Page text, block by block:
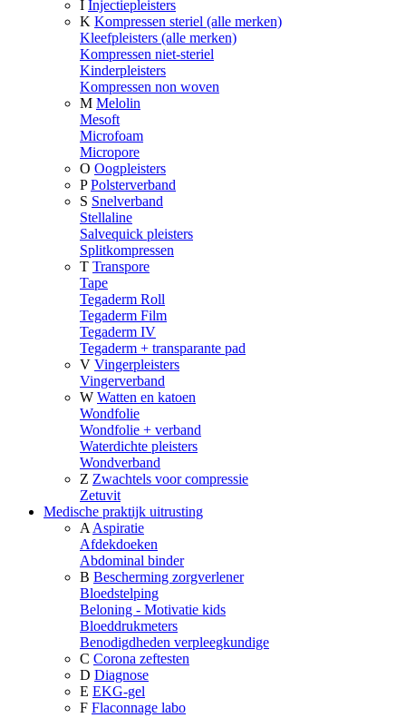
I Injectiepleisters
K Kompressen steriel (alle merken)
Kleefpleisters (alle merken)
Kompressen niet-steriel
Kinderpleisters
Kompressen non woven
M Melolin
Mesoft
Microfoam
Micropore
O Oogpleisters
P Polsterverband
S Snelverband
Stellaline
Salvequick pleisters
Splitkompressen
T Transpore
Tape
Tegaderm Roll
Tegaderm Film
Tegaderm IV
Tegaderm + transparante pad
V Vingerpleisters
Vingerverband
W Watten en katoen
Wondfolie
Wondfolie + verband
Waterdichte pleisters
Wondverband
Z Zwachtels voor compressie
Zetuvit
Medische praktijk uitrusting
A Aspiratie
Afdekdoeken
Abdominal binder
B Bescherming zorgverlener
Bloedstelping
Beloning - Motivatie kids
Bloeddrukmeters
Benodigdheden verpleegkundige
C Corona zeftesten
D Diagnose
E EKG-gel
F Flaconnage labo